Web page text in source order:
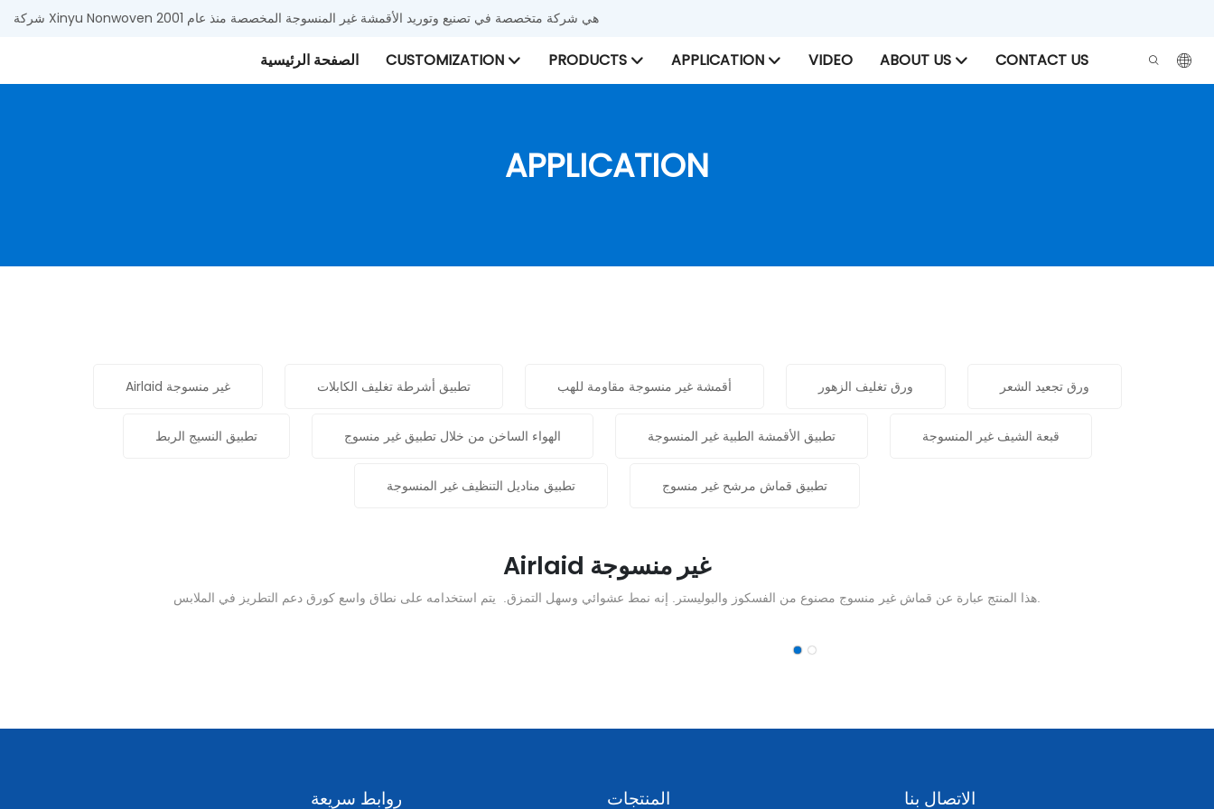
شركة Xinyu Nonwoven هي شركة متخصصة في تصنيع وتوريد الأقمشة غير المنسوجة المخصصة منذ عام 2001
الصفحة الرئيسية CUSTOMIZATION PRODUCTS APPLICATION VIDEO ABOUT US CONTACT US
APPLICATION
Airlaid غير منسوجة تطبيق أشرطة تغليف الكابلات أقمشة غير منسوجة مقاومة للهب ورق تغليف الزهور ورق تجعيد الشعر
تطبيق النسيج الربط الهواء الساخن من خلال تطبيق غير منسوج تطبيق الأقمشة الطبية غير المنسوجة قبعة الشيف غير المنسوجة
تطبيق مناديل التنظيف غير المنسوجة تطبيق قماش مرشح غير منسوج
Airlaid غير منسوجة
روابط سريعة المنتجات الاتصال بنا